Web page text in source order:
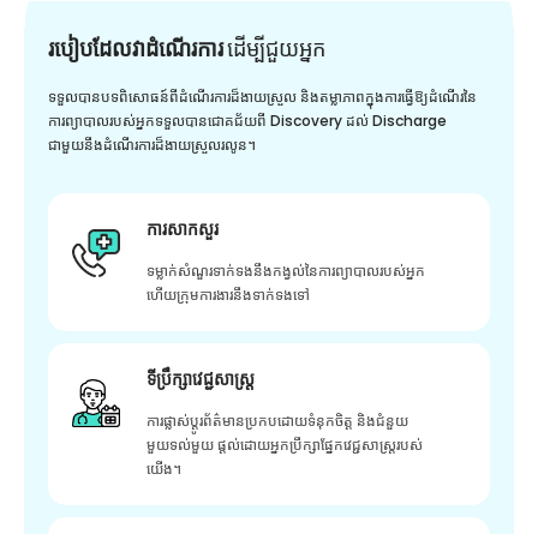
របៀបដែលវាដំណើរការដើម្បី​ជួយ​អ្នក
ទទួលបានបទពិសោធន៍ពីដំណើរការដ៏ងាយស្រួល និងតម្លាភាពក្នុងការធ្វើឱ្យដំណើរនៃ
ការព្យាបាលរបស់អ្នកទទួលបានជោគជ័យពី Discovery ដល់ Discharge
ជាមួយនឹងដំណើរការដ៏ងាយស្រួលរលូន។
ការសាកសួរ
ទម្លាក់សំណួរទាក់ទងនឹងកង្វល់នៃការព្យាបាលរបស់អ្នក
ហើយក្រុមការងារនឹងទាក់ទងទៅ
ទីប្រឹក្សាវេជ្ជសាស្ត្រ
ការផ្លាស់ប្តូរព័ត៌មានប្រកបដោយទំនុកចិត្ត និងជំនួយ
មួយទល់មួយ ផ្តល់ដោយអ្នកប្រឹក្សាផ្នែកវេជ្ជសាស្រ្តរបស់
យើង។